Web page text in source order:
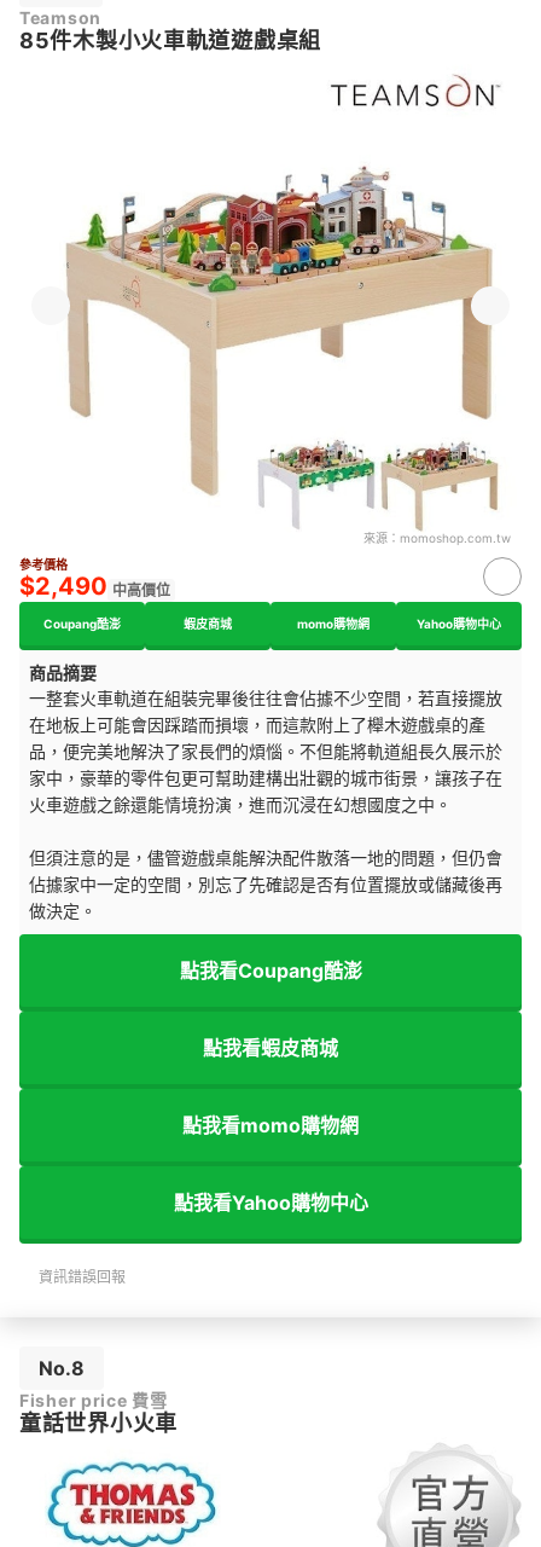
Teamson
85件木製小火車軌道遊戲桌組
來源： momoshop.com.tw
參考價格
$2,490 中高價位
Coupang酷澎 蝦皮商城 momo購物網 Yahoo購物中心
商品摘要
一整套火車軌道在組裝完畢後往往會佔據不少空間，若直接擺放
在地板上可能會因踩踏而損壞，而這款附上了櫸木遊戲桌的產
品，便完美地解決了家長們的煩惱。不但能將軌道組長久展示於
家中，豪華的零件包更可幫助建構出壯觀的城市街景，讓孩子在
火車遊戲之餘還能情境扮演，進而沉浸在幻想國度之中。
但須注意的是，儘管遊戲桌能解決配件散落一地的問題，但仍會
佔據家中一定的空間，別忘了先確認是否有位置擺放或儲藏後再
做決定。
點我看Coupang酷澎
點我看蝦皮商城
點我看momo購物網
點我看Yahoo購物中心
資訊錯誤回報
No.8
Fisher price 費雪
童話世界小火車